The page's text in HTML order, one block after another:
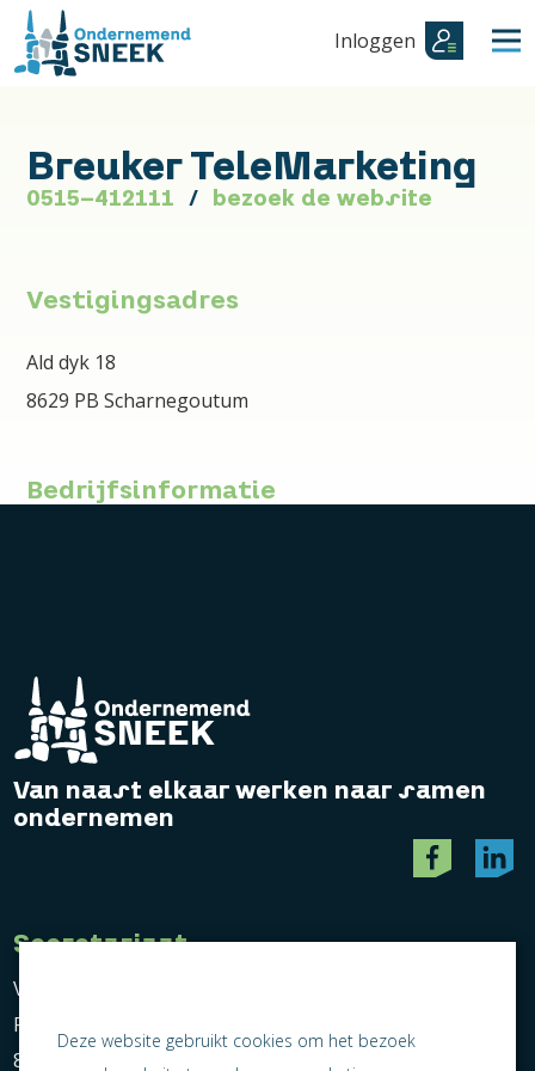
Inloggen
Breuker TeleMarketing
0515-412111 bezoek de website
Vestigingsadres
Ald dyk 18
8629 PB Scharnegoutum
Bedrijfsinformatie
Van naast elkaar werken naar samen
ondernemen
Secretariaat
Vereniging Ondernemend Sneek
Postbus 464
8600 AL Sneek
Deze website gebruikt cookies om het bezoek